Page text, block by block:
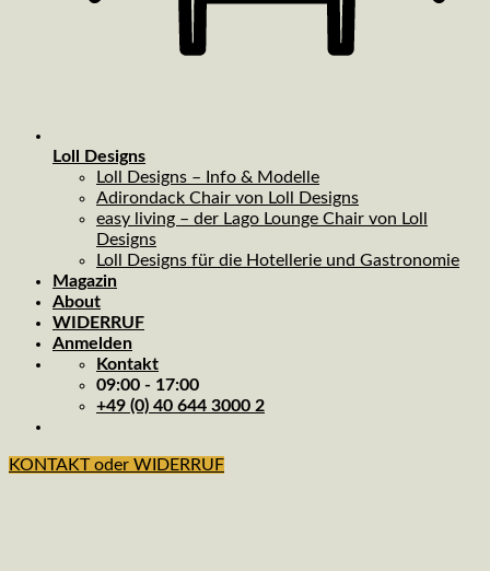
Loll Designs
Loll Designs – Info & Modelle
Adirondack Chair von Loll Designs
easy living – der Lago Lounge Chair von Loll
Designs
Loll Designs für die Hotellerie und Gastronomie
Magazin
About
WIDERRUF
Anmelden
Kontakt
09:00 - 17:00
+49 (0) 40 644 3000 2
KONTAKT oder WIDERRUF